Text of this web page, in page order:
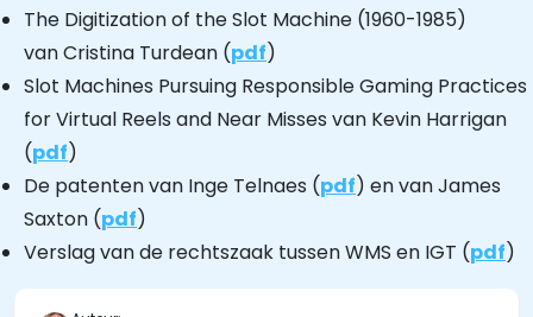
The Digitization of the Slot Machine (1960-1985)
van Cristina Turdean (pdf)
Slot Machines Pursuing Responsible Gaming Practices
for Virtual Reels and Near Misses van Kevin Harrigan
(pdf)
De patenten van Inge Telnaes (pdf) en van James
Saxton (pdf)
Verslag van de rechtszaak tussen WMS en IGT (pdf)